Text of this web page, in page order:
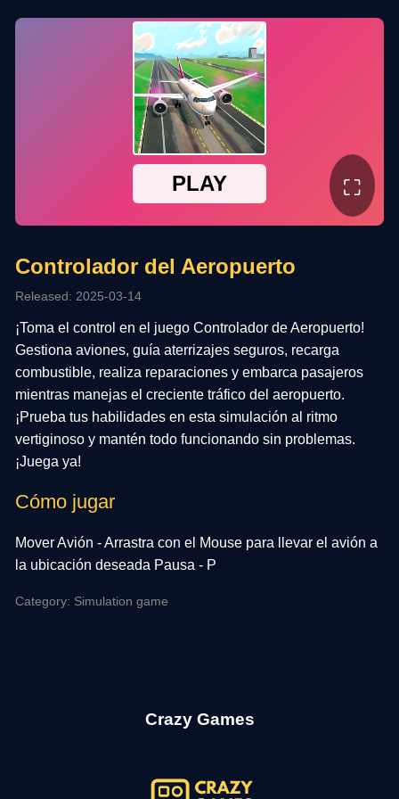
⛶
Controlador del Aeropuerto
Released: 2025-03-14
¡Toma el control en el juego Controlador de Aeropuerto!
Gestiona aviones, guía aterrizajes seguros, recarga
combustible, realiza reparaciones y embarca pasajeros
mientras manejas el creciente tráfico del aeropuerto.
¡Prueba tus habilidades en esta simulación al ritmo
vertiginoso y mantén todo funcionando sin problemas.
¡Juega ya!
Cómo jugar
Mover Avión - Arrastra con el Mouse para llevar el avión a
la ubicación deseada Pausa - P
Category: Simulation game
Crazy Games